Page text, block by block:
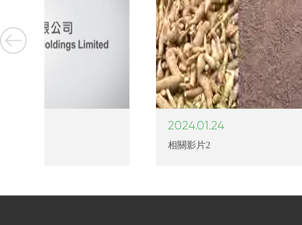
2024.01.24
相關影片2